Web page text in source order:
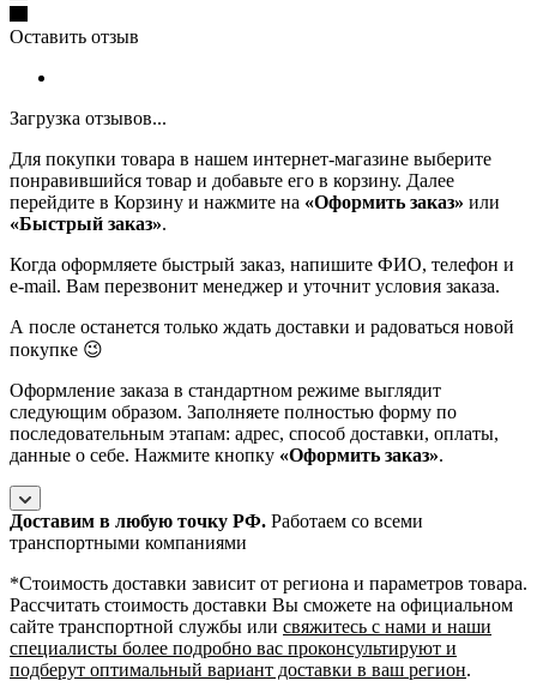
Оставить отзыв
Загрузка отзывов...
Для покупки товара в нашем интернет-магазине выберите
понравившийся товар и добавьте его в корзину. Далее
перейдите в Корзину и нажмите на «Оформить заказ» или
«Быстрый заказ».
Когда оформляете быстрый заказ, напишите ФИО, телефон и
e-mail. Вам перезвонит менеджер и уточнит условия заказа.
А после останется только ждать доставки и радоваться новой
покупке 😉
Оформление заказа в стандартном режиме выглядит
следующим образом. Заполняете полностью форму по
последовательным этапам: адрес, способ доставки, оплаты,
данные о себе. Нажмите кнопку «Оформить заказ».
Доставим в любую точку РФ. Работаем со всеми
транспортными компаниями
*Cтоимость доставки зависит от региона и параметров товара.
Рассчитать стоимость доставки Вы сможете на официальном
сайте транспортной службы или свяжитесь с нами и наши
специалисты более подробно вас проконсультируют и
подберут оптимальный вариант доставки в ваш регион.